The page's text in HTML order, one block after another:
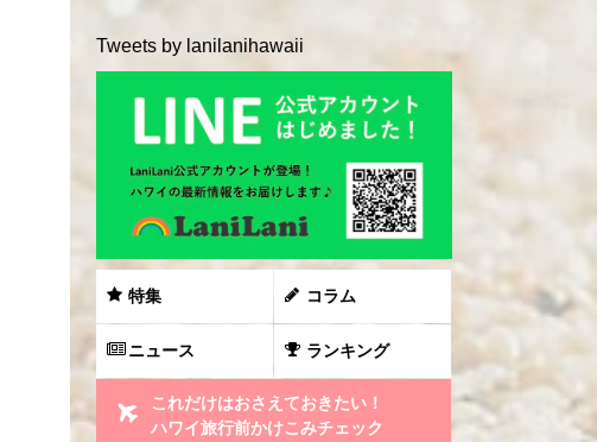
Tweets by lanilanihawaii
特集 コラム
ニュース ランキング
これだけはおさえておきたい！
ハワイ旅行前かけこみチェック